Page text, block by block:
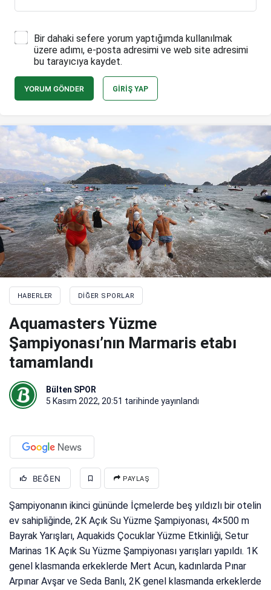
Bir dahaki sefere yorum yaptığımda kullanılmak
üzere adımı, e-posta adresimi ve web site adresimi
bu tarayıcıya kaydet.
YORUM GÖNDER GIRIŞ YAP
HABERLER DIĞER SPORLAR
Aquamasters Yüzme
Şampiyonası’nın Marmaris etabı
tamamlandı
Bülten SPOR
5 Kasım 2022, 20:51 tarihinde yayınlandı
BEĞEN PAYLAŞ
Şampiyonanın ikinci gününde İçmelerde beş yıldızlı bir otelin
ev sahipliğinde, 2K Açık Su Yüzme Şampiyonası, 4×500 m
Bayrak Yarışları, Aquakids Çocuklar Yüzme Etkinliği, Setur
Marinas 1K Açık Su Yüzme Şampiyonası yarışları yapıldı. 1K
genel klasmanda erkeklerde Mert Acun, kadınlarda Pınar
Arpınar Avşar ve Seda Banlı, 2K genel klasmanda erkeklerde